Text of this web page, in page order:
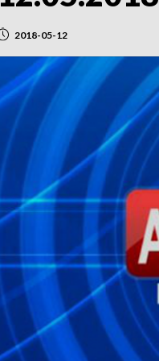
2018-05-12